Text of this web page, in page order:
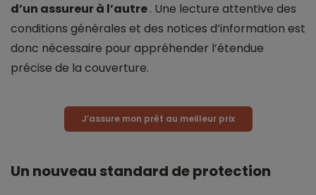
d’un assureur à l’autre. Une lecture attentive des
conditions générales et des notices d’information est
donc nécessaire pour appréhender l’étendue
précise de la couverture.
J’assure mon prêt au meilleur prix
Un nouveau standard de protection